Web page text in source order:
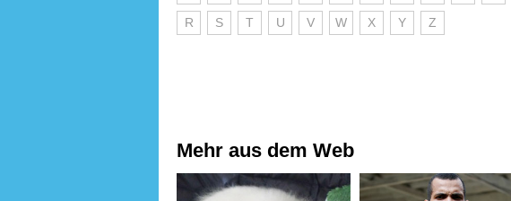
R S T U V W X Y Z
Mehr aus dem Web